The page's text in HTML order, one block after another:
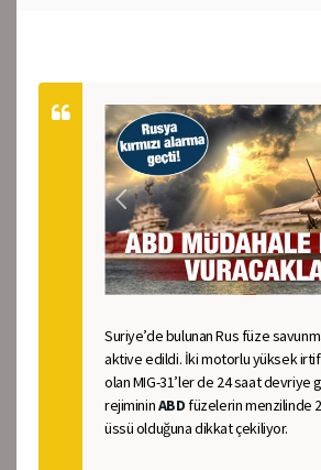
Suriye’de bulunan Rus füze
aktive edildi. İki motorlu yüksek
olan MIG-31’ler de 24 saat devriye
rejimininABDfüzelerin menzilinde
üssü olduğuna dikkat çekiliyor.